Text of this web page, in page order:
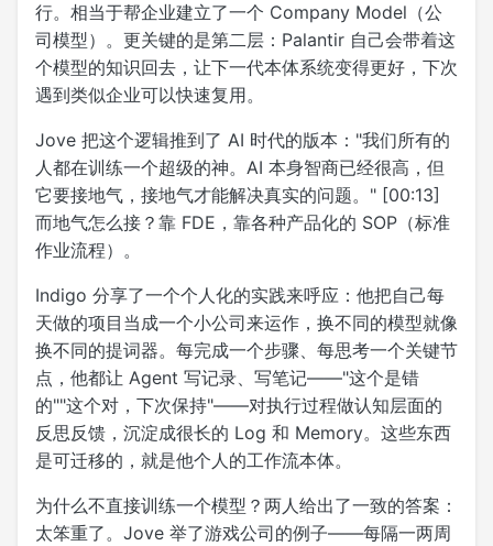
行。相当于帮企业建立了一个 Company Model（公
司模型）。更关键的是第二层：Palantir 自己会带着这
个模型的知识回去，让下一代本体系统变得更好，下次
遇到类似企业可以快速复用。
Jove 把这个逻辑推到了 AI 时代的版本："我们所有的
人都在训练一个超级的神。AI 本身智商已经很高，但
它要接地气，接地气才能解决真实的问题。" [00:13]
而地气怎么接？靠 FDE，靠各种产品化的 SOP（标准
作业流程）。
Indigo 分享了一个个人化的实践来呼应：他把自己每
天做的项目当成一个小公司来运作，换不同的模型就像
换不同的提词器。每完成一个步骤、每思考一个关键节
点，他都让 Agent 写记录、写笔记——"这个是错
的""这个对，下次保持"——对执行过程做认知层面的
反思反馈，沉淀成很长的 Log 和 Memory。这些东西
是可迁移的，就是他个人的工作流本体。
为什么不直接训练一个模型？两人给出了一致的答案：
太笨重了。Jove 举了游戏公司的例子——每隔一两周